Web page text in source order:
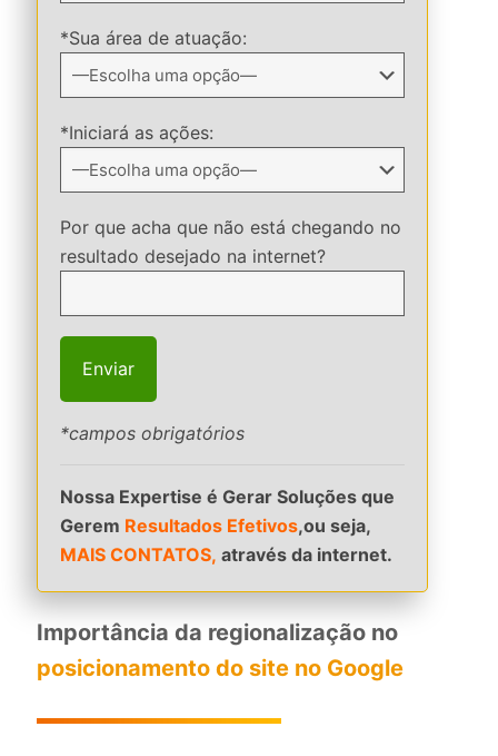
*Sua área de atuação:
*Iniciará as ações:
Por que acha que não está chegando no
resultado desejado na internet?
*campos obrigatórios
Nossa Expertise é Gerar Soluções que
Gerem Resultados Efetivos,ou seja,
MAIS CONTATOS, através da internet.
Importância da regionalização no
posicionamento do site no Google